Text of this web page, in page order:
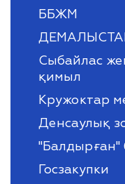
ББЖМ
Сыбайлас
қимыл
Кружоктар
Денсаулық
"Балдырған"
Госзакупки